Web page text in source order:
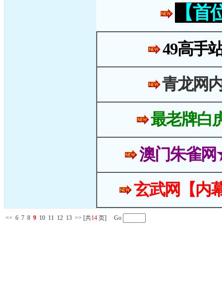
【
49高手
青龙网
最老牌白
澳门朱雀
玄武网【内
<< 6 7 8 9 10 11 12 13 >> [共14 页] Go